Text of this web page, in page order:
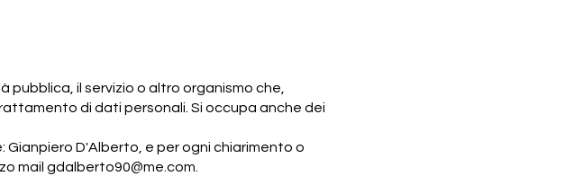
il servizio o altro organismo che,
di dati personali. Si occupa anche dei
D'Alberto, e per ogni chiarimento o
mail gdalberto90@me.com